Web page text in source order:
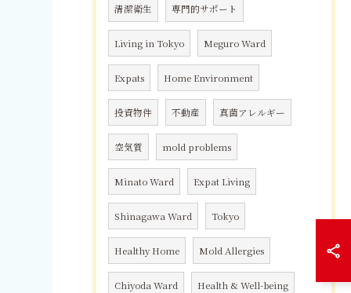
清潔衛生 専門的サポート
Living in Tokyo Meguro Ward
Expats Home Environment
投資物件 不動産 真菌アレルギー
空気質 mold problems
Minato Ward Expat Living
Shinagawa Ward Tokyo
Healthy Home Mold Allergies
Chiyoda Ward Health & Well-being